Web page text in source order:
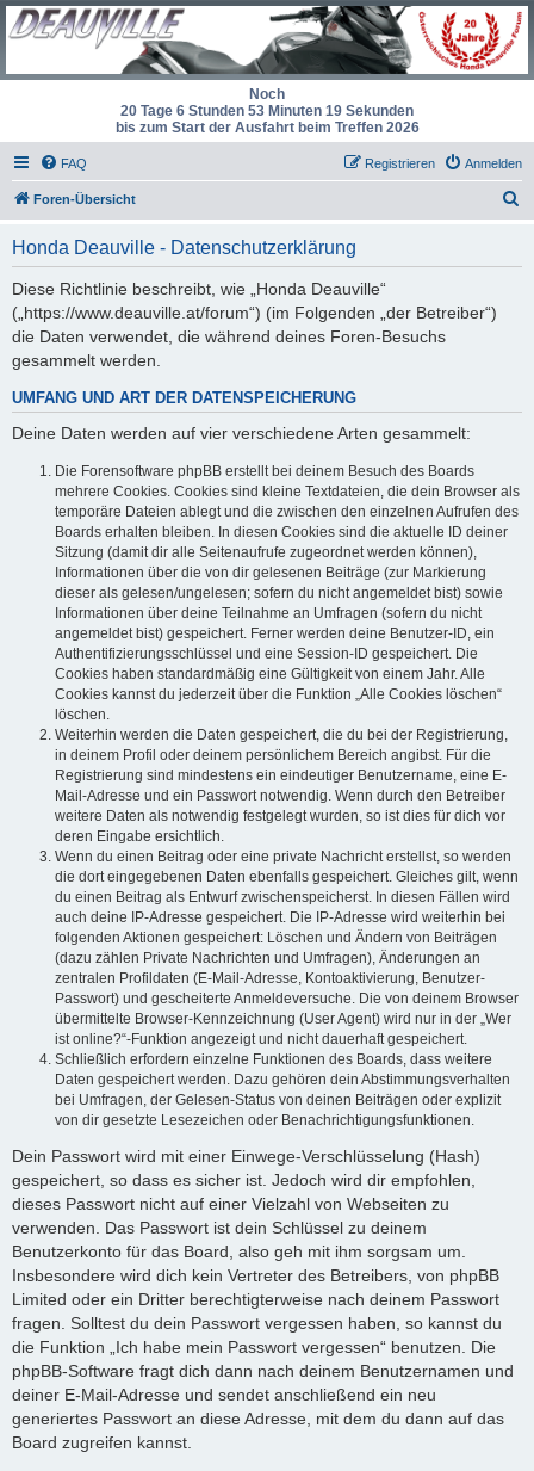
Noch
20 Tage 6 Stunden 53 Minuten 19 Sekunden
bis zum Start der Ausfahrt beim Treffen 2026
FAQ Anmelden
Registrieren
Foren-Übersicht
Honda Deauville - Datenschutzerklärung
Diese Richtlinie beschreibt, wie „Honda Deauville“
(„https://www.deauville.at/forum“) (im Folgenden „der Betreiber“)
die Daten verwendet, die während deines Foren-Besuchs
gesammelt werden.
UMFANG UND ART DER DATENSPEICHERUNG
Deine Daten werden auf vier verschiedene Arten gesammelt:
Die Forensoftware phpBB erstellt bei deinem Besuch des Boards
mehrere Cookies. Cookies sind kleine Textdateien, die dein Browser als
temporäre Dateien ablegt und die zwischen den einzelnen Aufrufen des
Boards erhalten bleiben. In diesen Cookies sind die aktuelle ID deiner
Sitzung (damit dir alle Seitenaufrufe zugeordnet werden können),
Informationen über die von dir gelesenen Beiträge (zur Markierung
dieser als gelesen/ungelesen; sofern du nicht angemeldet bist) sowie
Informationen über deine Teilnahme an Umfragen (sofern du nicht
angemeldet bist) gespeichert. Ferner werden deine Benutzer-ID, ein
Authentifizierungsschlüssel und eine Session-ID gespeichert. Die
Cookies haben standardmäßig eine Gültigkeit von einem Jahr. Alle
Cookies kannst du jederzeit über die Funktion „Alle Cookies löschen“
löschen.
Weiterhin werden die Daten gespeichert, die du bei der Registrierung,
in deinem Profil oder deinem persönlichem Bereich angibst. Für die
Registrierung sind mindestens ein eindeutiger Benutzername, eine E-
Mail-Adresse und ein Passwort notwendig. Wenn durch den Betreiber
weitere Daten als notwendig festgelegt wurden, so ist dies für dich vor
deren Eingabe ersichtlich.
Wenn du einen Beitrag oder eine private Nachricht erstellst, so werden
die dort eingegebenen Daten ebenfalls gespeichert. Gleiches gilt, wenn
du einen Beitrag als Entwurf zwischenspeicherst. In diesen Fällen wird
auch deine IP-Adresse gespeichert. Die IP-Adresse wird weiterhin bei
folgenden Aktionen gespeichert: Löschen und Ändern von Beiträgen
(dazu zählen Private Nachrichten und Umfragen), Änderungen an
zentralen Profildaten (E-Mail-Adresse, Kontoaktivierung, Benutzer-
Passwort) und gescheiterte Anmeldeversuche. Die von deinem Browser
übermittelte Browser-Kennzeichnung (User Agent) wird nur in der „Wer
ist online?“-Funktion angezeigt und nicht dauerhaft gespeichert.
Schließlich erfordern einzelne Funktionen des Boards, dass weitere
Daten gespeichert werden. Dazu gehören dein Abstimmungsverhalten
bei Umfragen, der Gelesen-Status von deinen Beiträgen oder explizit
von dir gesetzte Lesezeichen oder Benachrichtigungsfunktionen.
Dein Passwort wird mit einer Einwege-Verschlüsselung (Hash)
gespeichert, so dass es sicher ist. Jedoch wird dir empfohlen,
dieses Passwort nicht auf einer Vielzahl von Webseiten zu
verwenden. Das Passwort ist dein Schlüssel zu deinem
Benutzerkonto für das Board, also geh mit ihm sorgsam um.
Insbesondere wird dich kein Vertreter des Betreibers, von phpBB
Limited oder ein Dritter berechtigterweise nach deinem Passwort
fragen. Solltest du dein Passwort vergessen haben, so kannst du
die Funktion „Ich habe mein Passwort vergessen“ benutzen. Die
phpBB-Software fragt dich dann nach deinem Benutzernamen und
deiner E-Mail-Adresse und sendet anschließend ein neu
generiertes Passwort an diese Adresse, mit dem du dann auf das
Board zugreifen kannst.